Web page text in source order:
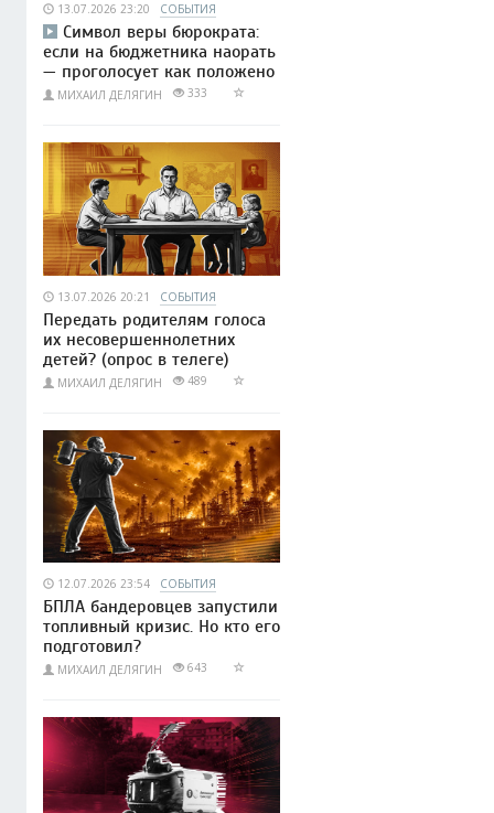
13.07.2026 23:20 СОБЫТИЯ
Символ веры бюрократа:
если на бюджетника наорать
— проголосует как положено
МИХАИЛ ДЕЛЯГИН 333
13.07.2026 20:21 СОБЫТИЯ
Передать родителям голоса
их несовершеннолетних
детей? (опрос в телеге)
МИХАИЛ ДЕЛЯГИН 489
12.07.2026 23:54 СОБЫТИЯ
БПЛА бандеровцев запустили
топливный кризис. Но кто его
подготовил?
МИХАИЛ ДЕЛЯГИН 643